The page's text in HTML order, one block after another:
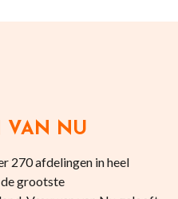
VAN NU
270 afdelingen in heel
grootste